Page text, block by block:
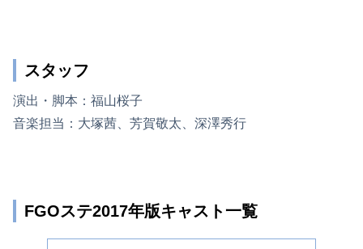
スタッフ
演出・脚本：福山桜子
音楽担当：大塚茜、芳賀敬太、深澤秀行
FGOステ2017年版キャスト一覧